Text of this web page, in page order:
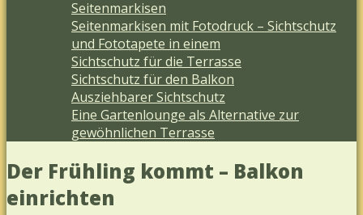
Seitenmarkisen
Seitenmarkisen mit Fotodruck – Sichtschutz
und Fototapete in einem
Sichtschutz für die Terrasse
Sichtschutz für den Balkon
Ausziehbarer Sichtschutz
Eine Gartenlounge als Alternative zur
gewöhnlichen Terrasse
Der Frühling kommt – Balkon
einrichten